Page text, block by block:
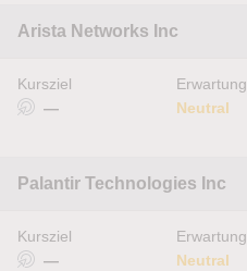
Arista Networks Inc
Kursziel
—
Erwartung
Neutral
Palantir Technologies Inc
Kursziel
—
Erwartung
Neutral